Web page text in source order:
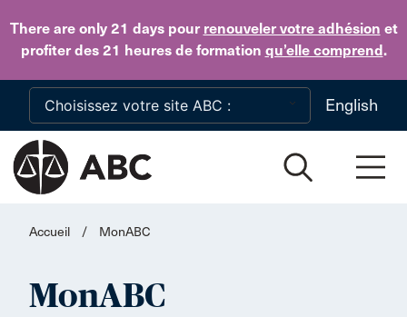
There are only 21 dayspour renouveler votre adhésion et
profiter des 21 heures de formation qu’elle comprend.
Skip to main content
English
Accueil / MonABC
MonABC